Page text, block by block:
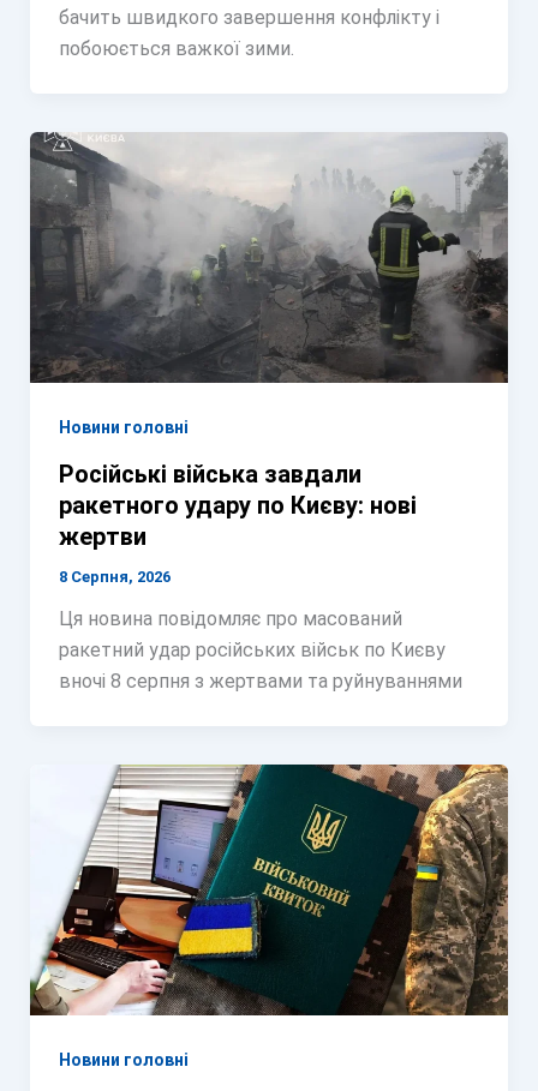
бачить швидкого завершення конфлікту і
побоюється важкої зими.
Новини головні
Російські війська завдали
ракетного удару по Києву: нові
жертви
8 Серпня, 2026
Ця новина повідомляє про масований
ракетний удар російських військ по Києву
вночі 8 серпня з жертвами та руйнуваннями
Новини головні